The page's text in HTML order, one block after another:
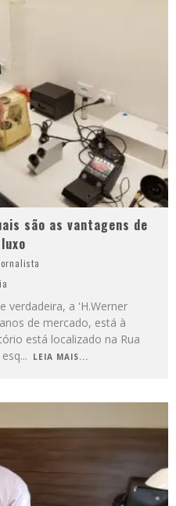
são as vantagens de
verdadeira, a 'H.Werner
de mercado, está à
está localizado na Rua
... LEIA MAIS...